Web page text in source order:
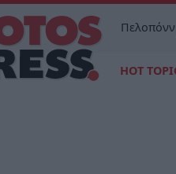
HOT